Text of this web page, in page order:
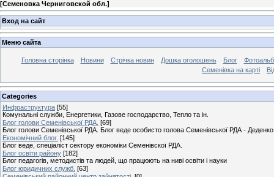
[Семеновка Черниговской обл.]
Вход на сайт
Меню сайта
Головна сторінка Новини Стрічка новин Дошка оголошень Блог
Семенівка на карті
Categories
Инфраструктура [55]
Комунальні служби, Енергетики, Газове господарство, Тепло та ін.
Блог голови Семенівської РДА. [69]
Блог голови Семенівської РДА. Блог веде особисто голова Семенівської РДА -
Економічний блог. [145]
Блог веде, спеціаліст сектору економіки Семенівскої РДА.
Блог освіти району [182]
Блог педагогів, методистів та людей, що працюють на ниві освіти і науки
Блог юридичних служб. [63]